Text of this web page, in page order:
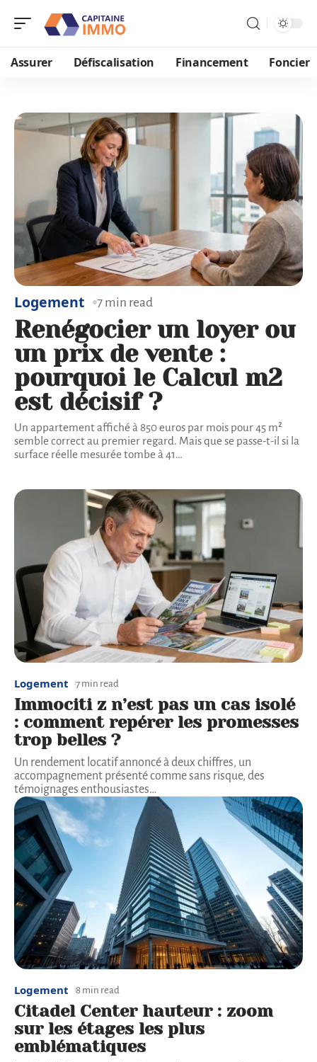
Assurer Défiscalisation Financement Foncier
Logement 7 min read
Renégocier un loyer ou
un prix de vente :
pourquoi le Calcul m2
est décisif ?
Un appartement affiché à 850 euros par mois pour 45 m²
semble correct au premier regard. Mais que se passe-t-il si la
surface réelle mesurée tombe à 41…
Logement 7 min read
Immociti z n’est pas un cas isolé
: comment repérer les promesses
trop belles ?
Un rendement locatif annoncé à deux chiffres, un
accompagnement présenté comme sans risque, des
témoignages enthousiastes…
Logement 8 min read
Citadel Center hauteur : zoom
sur les étages les plus
emblématiques